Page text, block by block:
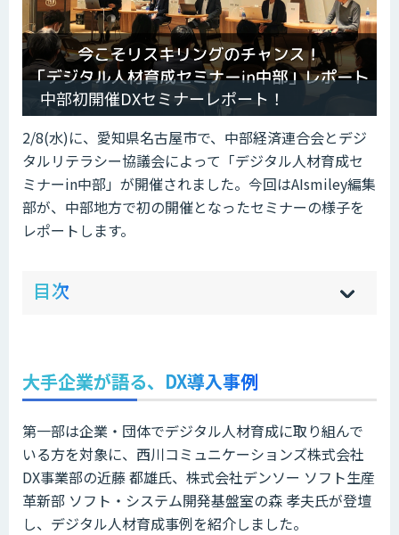
中部初開催DXセミナーレポート！
2/8(水)に、愛知県名古屋市で、中部経済連合会とデジ
タルリテラシー協議会によって「デジタル人材育成セ
ミナーin中部」が開催されました。今回はAIsmiley編集
部が、中部地方で初の開催となったセミナーの様子を
レポートします。
目次 hi
]
sh
]
大手企業が語る、DX導入事例
第一部は企業・団体でデジタル人材育成に取り組んで
いる方を対象に、西川コミュニケーションズ株式会社
DX事業部の近藤 都雄氏、株式会社デンソー ソフト生産
革新部 ソフト・システム開発基盤室の森 孝夫氏が登壇
し、デジタル人材育成事例を紹介しました。